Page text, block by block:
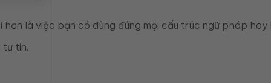
là việc bạn có dùng đúng mọi cấu trúc ngữ pháp hay
tự tin.